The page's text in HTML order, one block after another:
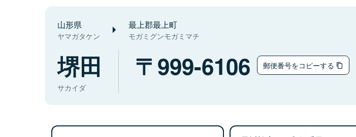
山形県
ヤマガタケン
最上郡最上町
モガミグンモガミマチ
堺田
サカイダ
999-6106 郵便番号をコピーする